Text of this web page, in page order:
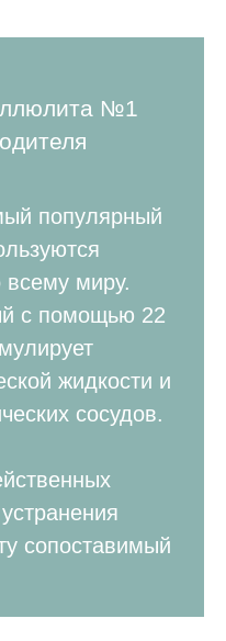
№1
популярный
миру.
с помощью 22
жидкости и
сосудов.
сопоставимый